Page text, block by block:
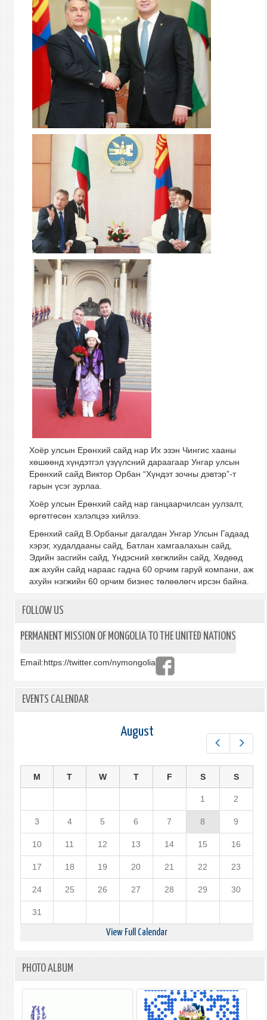
Хоёр улсын Ерөнхий сайд нар Их эзэн Чингис хааны
хөшөөнд хүндэтгэл үзүүлсний дараагаар Унгар улсын
Ерөнхий сайд Виктор Орбан “Хүндэт зочны дэвтэр”-т
гарын үсэг зурлаа.
Хоёр улсын Ерөнхий сайд нар ганцаарчилсан уулзалт,
өргөтгөсөн хэлэлцээ хийлээ.
Ерөнхий сайд В.Орбаныг дагалдан Унгар Улсын Гадаад
хэрэг, худалдааны сайд, Батлан хамгаалахын сайд,
Эдийн засгийн сайд, Үндэсний хөгжлийн сайд, Хөдөөд
аж ахуйн сайд нараас гадна 60 орчим гаруй компани, аж
ахуйн нэгжийн 60 орчим бизнес төлөөлөгч ирсэн байна.
FOLLOW US
PERMANENT MISSION OF MONGOLIA TO THE UNITED NATIONS
Email:https://twitter.com/nymongolia
EVENTS CALENDAR
August
M T W T F S S
1 2
3 4 5 6 7 8 9
10 11 12 13 14 15 16
17 18 19 20 21 22 23
24 25 26 27 28 29 30
31
View Full Calendar
PHOTO ALBUM